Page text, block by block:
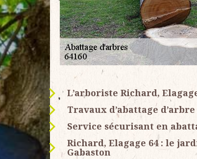
L’arboriste Richard,
Travaux d’abattage
Service sécurisant en
Richard, Elagage 64 : le
Gabaston